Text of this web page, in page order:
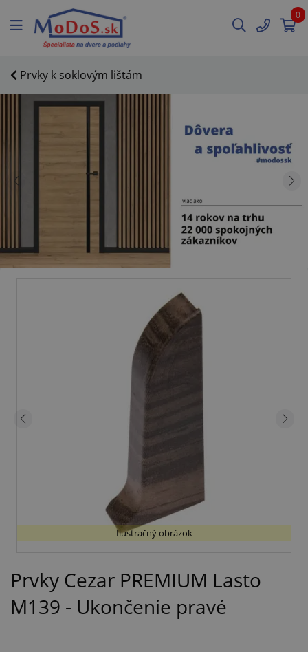
0
Prvky k soklovým lištám
Ilustračný obrázok
Prvky Cezar PREMIUM Lasto
M139 - Ukončenie pravé